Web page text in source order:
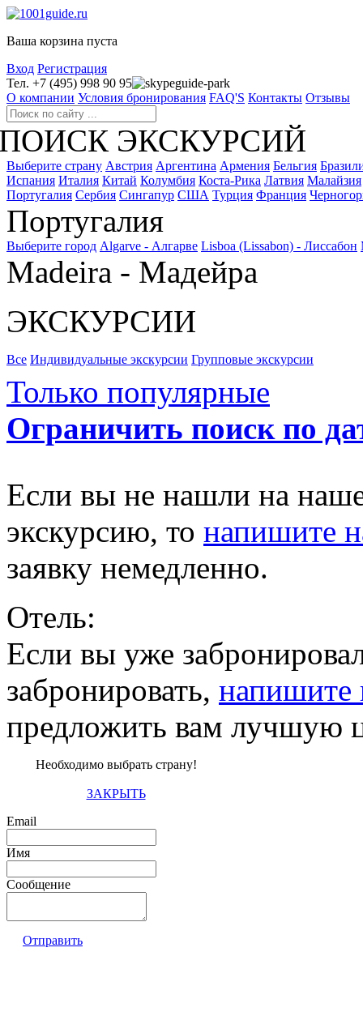
Ваша корзина пуста
Вход Регистрация
Тел. +7 (495) 998 90 95
guide-park
О компании Условия бронирования FAQ'S Контакты Отзывы
ЭКСКУРСИЙ
Выберите страну Австрия Аргентина Армения Бельгия
Испания Италия Китай Колумбия Коста-Рика Латвия Малайзия
Португалия Сербия Сингапур США Турция Франция
Португалия
Выберите город Algarve - Алгарве Lisboa (Lissabon) - Лиссабон
Madeira - Мадейра
ЭКСКУРСИИ
Все Индивидуальные экскурсии Групповые экскурсии
Только популярные
Ограничить поиск по
Если вы не нашли на
экскурсию, то напишите
заявку немедленно.
Отель:
Если вы уже
забронировать, напишите
предложить вам лучшую
Необходимо выбрать страну!
ЗАКРЫТЬ
Email
Имя
Сообщение
Отправить